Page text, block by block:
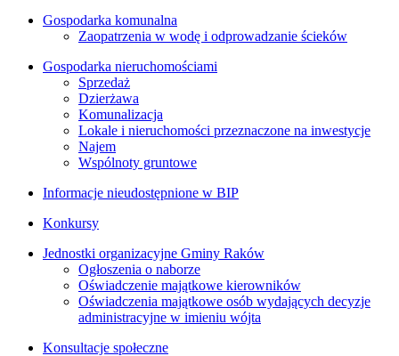
Gospodarka komunalna
Zaopatrzenia w wodę i odprowadzanie ścieków
Gospodarka nieruchomościami
Sprzedaż
Dzierżawa
Komunalizacja
Lokale i nieruchomości przeznaczone na inwestycje
Najem
Wspólnoty gruntowe
Informacje nieudostępnione w BIP
Konkursy
Jednostki organizacyjne Gminy Raków
Ogłoszenia o naborze
Oświadczenie majątkowe kierowników
Oświadczenia majątkowe osób wydających decyzje
administracyjne w imieniu wójta
Konsultacje społeczne